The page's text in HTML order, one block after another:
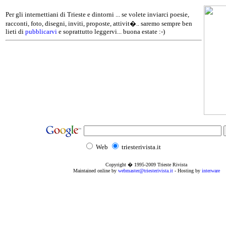
Per gli internettiani di Trieste e dintorni ... se volete inviarci poesie,
racconti, foto, disegni, inviti, proposte, attivit�.. saremo sempre ben
lieti di pubblicarvi e soprattutto leggervi... buona estate :-)
Web triesterivista.it
Copyright � 1995-2009 Trieste Rivista
Maintained online by webmaster@triesterivista.it- Hosting by interware